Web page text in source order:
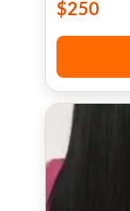
$250